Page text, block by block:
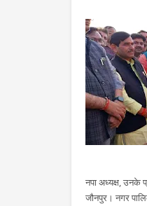
नपा अध्यक्ष, उनके
जौनपुर। नगर